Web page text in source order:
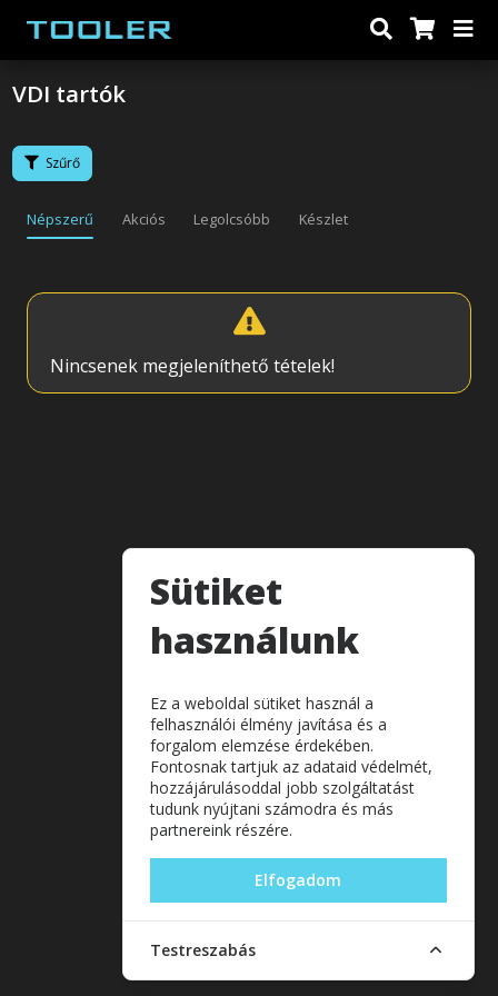
VDI tartók
Szűrő
Népszerű Akciós Legolcsóbb Készlet
Nincsenek megjeleníthető tételek!
Sütiket
használunk
Ez a weboldal sütiket használ a
felhasználói élmény javítása és a
forgalom elemzése érdekében.
Fontosnak tartjuk az adataid védelmét,
hozzájárulásoddal jobb szolgáltatást
tudunk nyújtani számodra és más
partnereink részére.
Elfogadom
Testreszabás